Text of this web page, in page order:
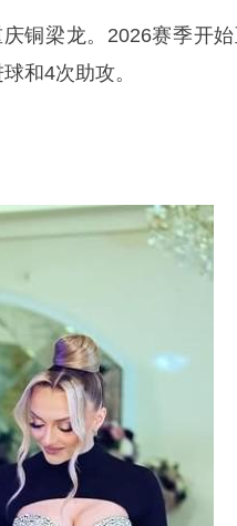
铜梁龙。2026赛季开
和4次助攻。